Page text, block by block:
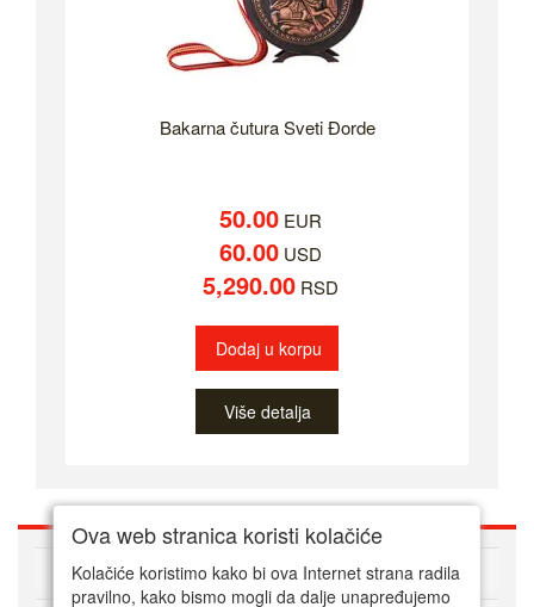
Bakarna čutura Sveti Đorde
50.00EUR
60.00USD
5,290.00RSD
Dodaj u korpu
Više detalja
O nama
Ova web stranica koristi kolačiće
Kolačiće koristimo kako bi ova Internet strana radila
pravilno, kako bismo mogli da dalje unapređujemo